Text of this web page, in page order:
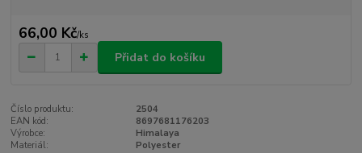
66,00 Kč/ks
Přidat do košíku
Číslo produktu:
2504
EAN kód:
8697681176203
Výrobce:
Himalaya
Materiál:
Polyester